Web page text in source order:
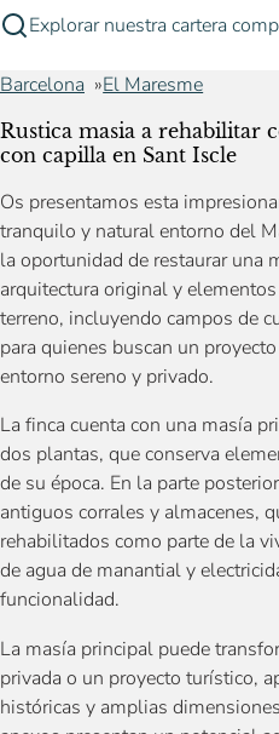
Explorar nuestra cartera
Barcelona El Maresme
Rustica masia a rehabilitar
con capilla en Sant Iscle
Os presentamos esta
tranquilo y natural entorno del
la oportunidad de restaurar una
arquitectura original y
terreno, incluyendo campos de
para quienes buscan un
entorno sereno y privado.
La finca cuenta con una masía
dos plantas, que conserva
de su época. En la parte
antiguos corrales y almacenes,
rehabilitados como parte de la
de agua de manantial y
funcionalidad.
La masía principal puede
privada o un proyecto turístico,
históricas y amplias